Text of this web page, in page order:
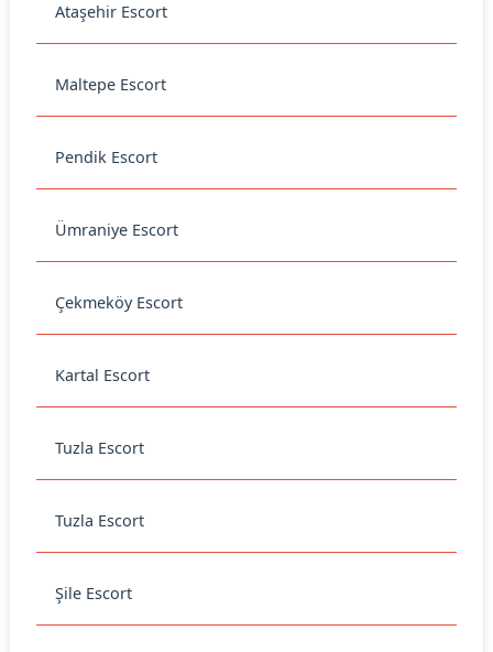
Ataşehir Escort
Maltepe Escort
Pendik Escort
Ümraniye Escort
Çekmeköy Escort
Kartal Escort
Tuzla Escort
Tuzla Escort
Şile Escort